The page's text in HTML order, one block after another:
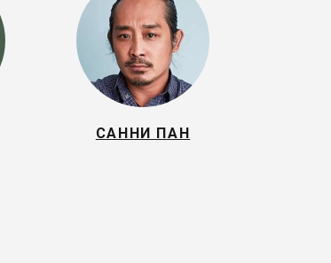
САННИ ПАН